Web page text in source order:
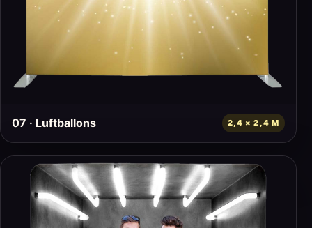
07 · Luftballons 2,4 × 2,4 M